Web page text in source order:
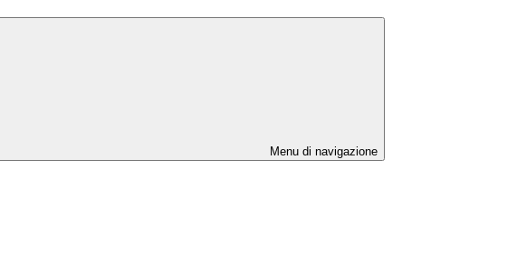
Menu di navigazione